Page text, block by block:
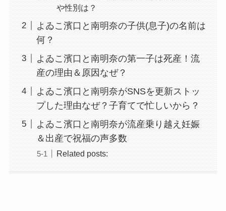
や性別は？
よゐこ濱口と南明奈の子供(息子)の名前は
何？
よゐこ濱口と南明奈の第一子は死産！流
産の理由＆原因なぜ？
よゐこ濱口と南明奈がSNSを更新ストッ
プした理由なぜ？子育てで忙しいから？
よゐこ濱口と南明奈が流産乗り越え妊娠
＆出産で祝福の声多数
Related posts: